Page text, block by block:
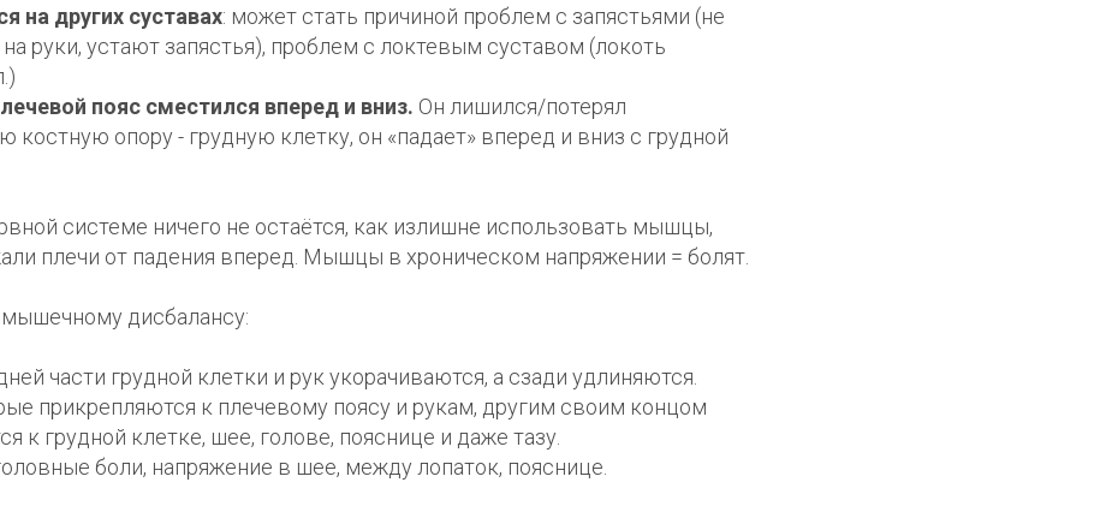
на других суставах: может стать причиной проблем с запястьями (не
руки, устают запястья), проблем с локтевым суставом (локоть
пояс сместился вперед и вниз. Он лишился/потерял
костную опору - грудную клетку, он «падает» вперед и вниз с грудной
системе ничего не остаётся, как излишне использовать мышцы,
плечи от падения вперед. Мышцы в хроническом напряжении = болят.
дисбалансу:
части грудной клетки и рук укорачиваются, а сзади удлиняются.
прикрепляются к плечевому поясу и рукам, другим своим концом
к грудной клетке, шее, голове, пояснице и даже тазу.
боли, напряжение в шее, между лопаток, пояснице.